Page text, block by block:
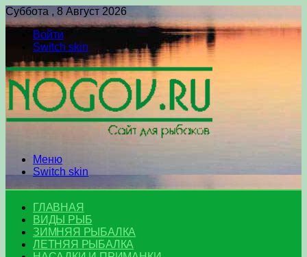
Суббота , 8 Август 2026
Войти
Switch skin
Меню
Switch skin
ГЛАВНАЯ
ВИДЫ РЫБ
ЗИМНЯЯ РЫБАЛКА
ЛЕТНЯЯ РЫБАЛКА